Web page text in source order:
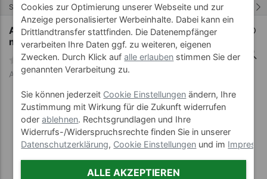
Start Wellnessprodukte Akupunktur
Akupunkturnadeln mit Kunststoffgriff, 0,30x50
mm, 100 Stück
Art-Nr. 25231
Cookies zur Optimierung unserer Webseite und zur
Anzeige personalisierter Werbeinhalte. Dabei kann ein
Drittlandtransfer stattfinden. Die Datenempfänger
verarbeiten Ihre Daten ggf. zu weiteren, eigenen
Zwecken. Durch Klick aufalle erlauben stimmen Sie der
genannten Verarbeitung zu.
Sie können jederzeit Cookie Einstellungen ändern, Ihre
Zustimmung mit Wirkung für die Zukunft widerrufen
oderablehnen. Rechtsgrundlagen und Ihre
Widerrufs-/Widerspruchsrechte finden Sie in unserer
Datenschutzerklärung, Cookie Einstellungen und im
ALLE AKZEPTIEREN